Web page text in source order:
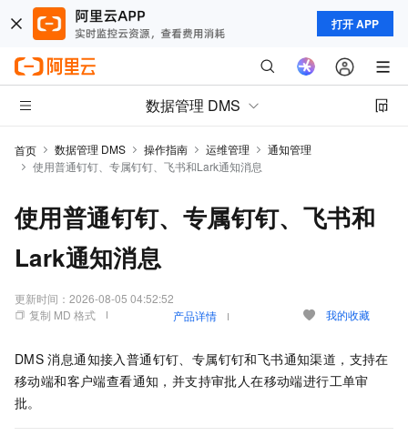
打开 APP
数据管理 DMS
首页 数据管理 DMS 操作指南 运维管理
通知管理
使用普通钉钉、专属钉钉、飞书和Lark通知消息
使用普通钉钉、专属钉钉、飞书和
Lark通知消息
更新时间： 2026-08-05 04:52:52
复制 MD 格式
产品详情 我的收藏
DMS 消息通知接入普通钉钉、专属钉钉和飞书通知渠道，支持在
移动端和客户端查看通知，并支持审批人在移动端进行工单审
批。